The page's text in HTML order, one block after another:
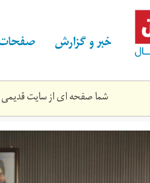
خبر و گزارش
شما صفحه ای از سایت قدیمی